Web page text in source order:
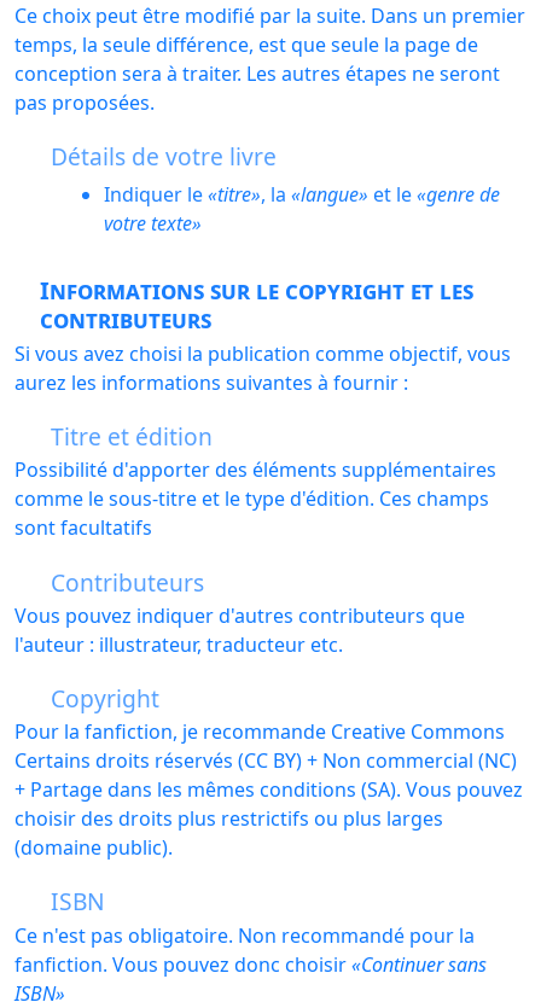
Ce choix peut être modifié par la suite. Dans un premier
temps, la seule différence, est que seule la page de
conception sera à traiter. Les autres étapes ne seront
pas proposées.
Détails de votre livre
Indiquer le titre , la langue et le genre de
votre texte
Informations sur le copyright et les
contributeurs
Si vous avez choisi la publication comme objectif, vous
aurez les informations suivantes à fournir :
Titre et édition
Possibilité d'apporter des éléments supplémentaires
comme le sous-titre et le type d'édition. Ces champs
sont facultatifs
Contributeurs
Vous pouvez indiquer d'autres contributeurs que
l'auteur : illustrateur, traducteur etc.
Copyright
Pour la fanfiction, je recommande Creative Commons
Certains droits réservés (CC BY) + Non commercial (NC)
+ Partage dans les mêmes conditions (SA). Vous pouvez
choisir des droits plus restrictifs ou plus larges
(domaine public).
ISBN
Ce n'est pas obligatoire. Non recommandé pour la
fanfiction. Vous pouvez donc choisir Continuer sans
ISBN